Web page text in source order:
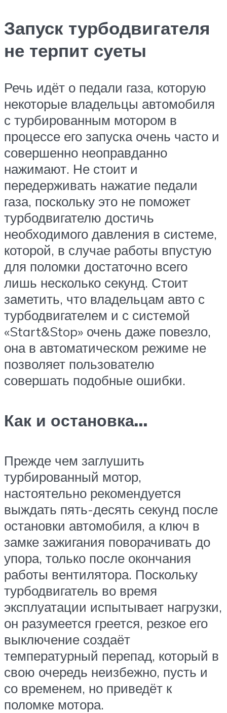
Запуск турбодвигателя
не терпит суеты
Речь идёт о педали газа, которую
некоторые владельцы автомобиля
с турбированным мотором в
процессе его запуска очень часто и
совершенно неоправданно
нажимают. Не стоит и
передерживать нажатие педали
газа, поскольку это не поможет
турбодвигателю достичь
необходимого давления в системе,
которой, в случае работы впустую
для поломки достаточно всего
лишь несколько секунд. Стоит
заметить, что владельцам авто с
турбодвигателем и с системой
«Start&Stop» очень даже повезло,
она в автоматическом режиме не
позволяет пользователю
совершать подобные ошибки.
Как и остановка…
Прежде чем заглушить
турбированный мотор,
настоятельно рекомендуется
выждать пять-десять секунд после
остановки автомобиля, а ключ в
замке зажигания поворачивать до
упора, только после окончания
работы вентилятора. Поскольку
турбодвигатель во время
эксплуатации испытывает нагрузки,
он разумеется греется, резкое его
выключение создаёт
температурный перепад, который в
свою очередь неизбежно, пусть и
со временем, но приведёт к
поломке мотора.